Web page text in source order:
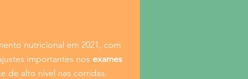
nutricional em 2021, com
importantes nos exames
de alto nível nas corridas.